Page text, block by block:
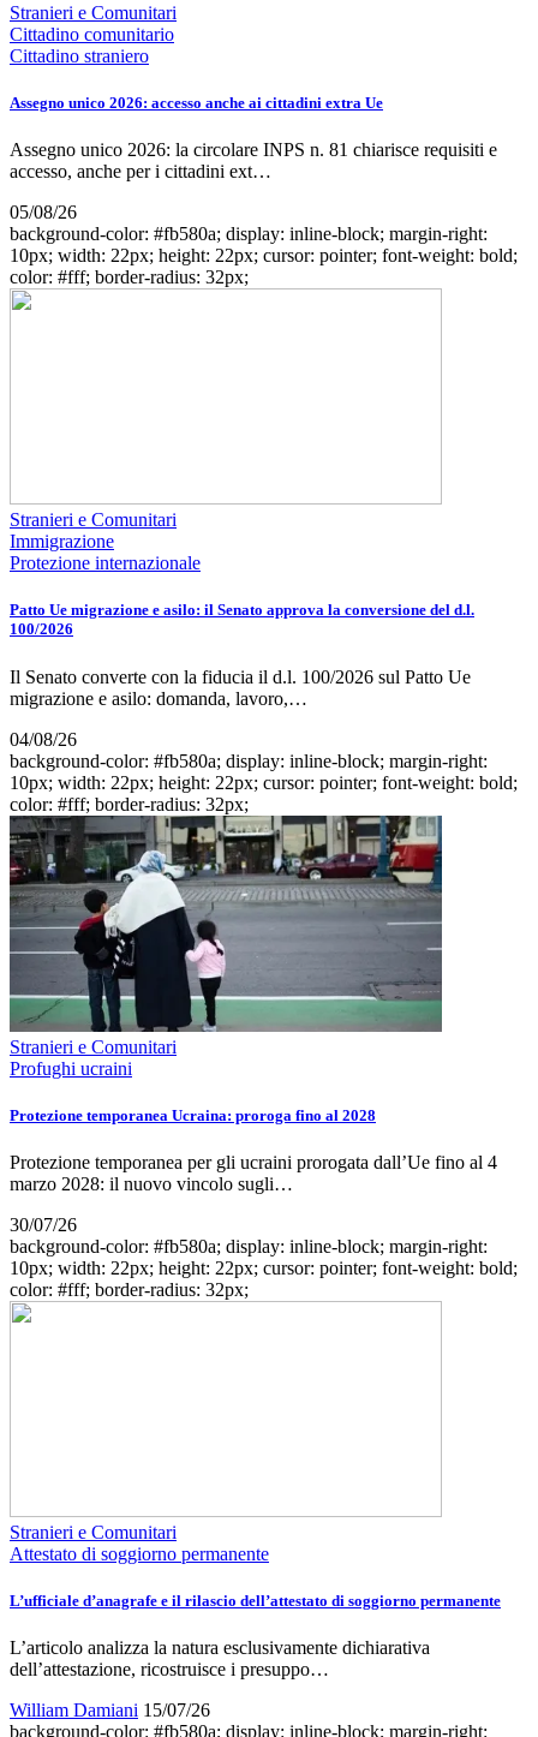
Stranieri e Comunitari
Cittadino comunitario
Cittadino straniero
Assegno unico 2026: accesso anche ai cittadini extra Ue
Assegno unico 2026: la circolare INPS n. 81 chiarisce requisiti e
accesso, anche per i cittadini ext…
05/08/26
background-color: #fb580a; display: inline-block; margin-right:
10px; width: 22px; height: 22px; cursor: pointer; font-weight: bold;
color: #fff; border-radius: 32px;
Stranieri e Comunitari
Immigrazione
Protezione internazionale
Patto Ue migrazione e asilo: il Senato approva la conversione del d.l.
100/2026
Il Senato converte con la fiducia il d.l. 100/2026 sul Patto Ue
migrazione e asilo: domanda, lavoro,…
04/08/26
background-color: #fb580a; display: inline-block; margin-right:
10px; width: 22px; height: 22px; cursor: pointer; font-weight: bold;
color: #fff; border-radius: 32px;
Stranieri e Comunitari
Profughi ucraini
Protezione temporanea Ucraina: proroga fino al 2028
Protezione temporanea per gli ucraini prorogata dall’Ue fino al 4
marzo 2028: il nuovo vincolo sugli…
30/07/26
background-color: #fb580a; display: inline-block; margin-right:
10px; width: 22px; height: 22px; cursor: pointer; font-weight: bold;
color: #fff; border-radius: 32px;
Stranieri e Comunitari
Attestato di soggiorno permanente
L’ufficiale d’anagrafe e il rilascio dell’attestato di soggiorno permanente
L’articolo analizza la natura esclusivamente dichiarativa
dell’attestazione, ricostruisce i presuppo…
William Damiani 15/07/26
background-color: #fb580a; display: inline-block; margin-right: